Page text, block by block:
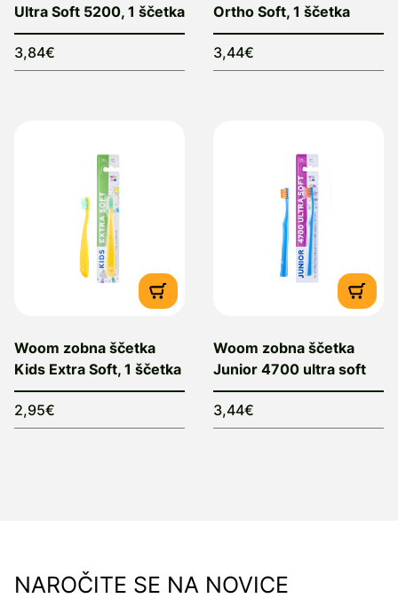
Ultra Soft 5200, 1 ščetka
3,84€
Ortho Soft, 1 ščetka
3,44€
Woom zobna ščetka
Kids Extra Soft, 1 ščetka
2,95€
Woom zobna ščetka
Junior 4700 ultra soft
3,44€
NAROČITE SE NA NOVICE